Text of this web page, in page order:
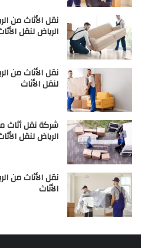
نقل الأثاث من
الرياض لنقل
نقل الأثاث من
لنقل الأثاث
شركة نقل أثاث
الرياض لنقل
نقل الأثاث من
الأثاث